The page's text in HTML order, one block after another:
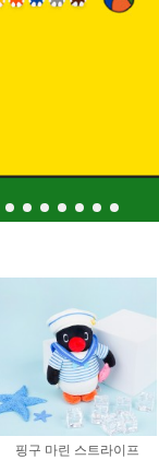
핑구 마린 스트라이프